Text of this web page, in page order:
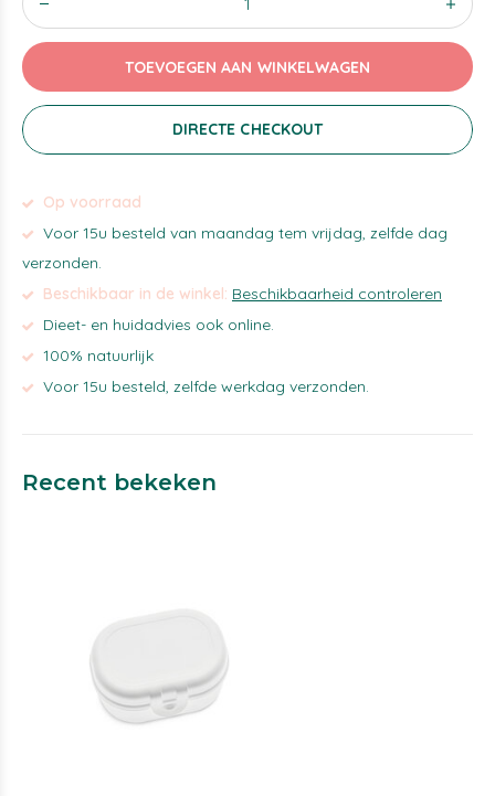
TOEVOEGEN AAN WINKELWAGEN
DIRECTE CHECKOUT
Op voorraad
Voor 15u besteld van maandag tem vrijdag, zelfde dag
verzonden.
Beschikbaar in de winkel: Beschikbaarheid controleren
Dieet- en huidadvies ook online.
100% natuurlijk
Voor 15u besteld, zelfde werkdag verzonden.
Recent bekeken